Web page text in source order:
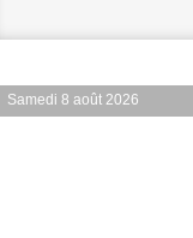
Samedi 8 août 2026